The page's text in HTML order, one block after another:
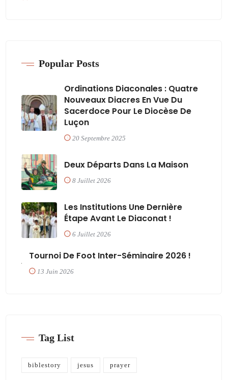
Popular Posts
Ordinations Diaconales : Quatre
Nouveaux Diacres En Vue Du
Sacerdoce Pour Le Diocèse De
Luçon
20 Septembre 2025
Deux Départs Dans La Maison
8 Juillet 2026
Les Institutions Une Dernière
Étape Avant Le Diaconat !
6 Juillet 2026
Tournoi De Foot Inter-Séminaire 2026 !
13 Juin 2026
Tag List
biblestory jesus prayer